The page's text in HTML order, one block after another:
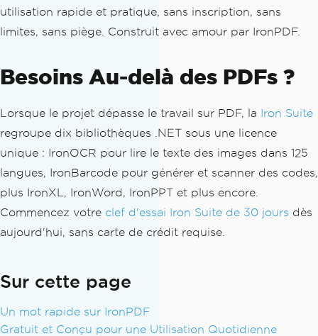
utilisation rapide et pratique, sans inscription, sans
limites, sans piège. Construit avec amour par IronPDF.
Besoins Au-delà des PDFs ?
Lorsque le projet dépasse le travail sur PDF, la Iron Suite
regroupe dix bibliothèques .NET sous une licence
unique : IronOCR pour lire le texte des images dans 125
langues, IronBarcode pour générer et scanner des codes,
plus IronXL, IronWord, IronPPT et plus encore.
Commencez votre clef d'essai Iron Suite de 30 jours dès
aujourd'hui, sans carte de crédit requise.
Sur cette page
Un mot rapide sur IronPDF
Gratuit et Conçu pour une Utilisation Quotidienne